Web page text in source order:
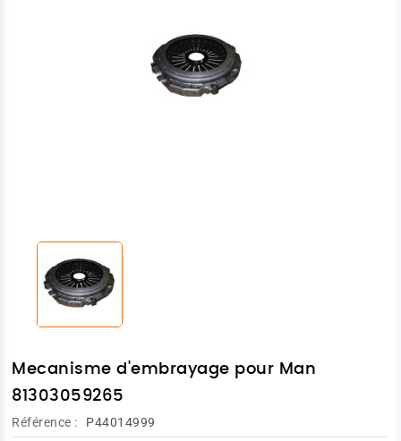
Mecanisme d'embrayage pour Man
81303059265
Référence : P44014999